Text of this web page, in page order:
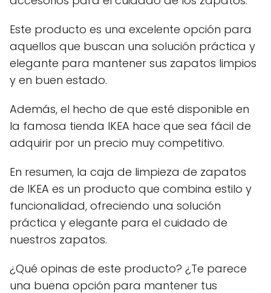
Este producto es una excelente opción para
aquellos que buscan una solución práctica y
elegante para mantener sus zapatos limpios
y en buen estado.
Además, el hecho de que esté disponible en
la famosa tienda IKEA hace que sea fácil de
adquirir por un precio muy competitivo.
En resumen, la caja de limpieza de zapatos
de IKEA es un producto que combina estilo y
funcionalidad, ofreciendo una solución
práctica y elegante para el cuidado de
nuestros zapatos.
¿Qué opinas de este producto? ¿Te parece
una buena opción para mantener tus